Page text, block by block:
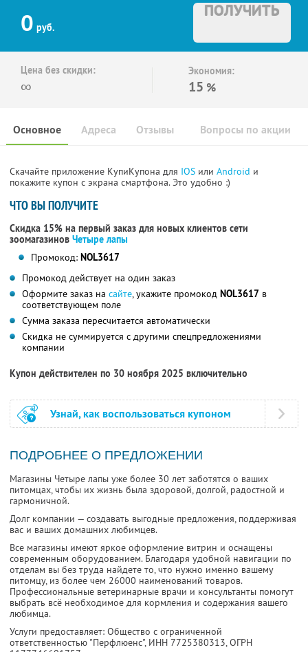
0 руб.
ПОЛУЧИТЬ
Цена без скидки:
∞
Экономия:
15 %
Основное Отзывы Вопросы по акции
Адреса
Скачайте приложение КупиКупона для IOS или Android и
покажите купон с экрана смартфона. Это удобно :)
ЧТО ВЫ ПОЛУЧИТЕ
Скидка 15% на первый заказ для новых клиентов сети
зоомагазинов Четыре лапы
Промокод: NOL3617
Промокод действует на один заказ
Оформите заказ на сайте, укажите промокод NOL3617 в
соответствующем поле
Сумма заказа пересчитается автоматически
Скидка не суммируется с другими спецпредложениями
компании
Купон действителен по 30 ноября 2025 включительно
Узнай, как воспользоваться купоном
ПОДРОБНЕЕ О ПРЕДЛОЖЕНИИ
Магазины Четыре лапы уже более 30 лет заботятся о ваших
питомцах, чтобы их жизнь была здоровой, долгой, радостной и
гармоничной.
Долг компании — создавать выгодные предложения, поддерживая
вас и ваших домашних любимцев.
Все магазины имеют яркое оформление витрин и оснащены
современным оборудованием. Благодаря удобной навигации по
отделам вы без труда найдете то, что нужно именно вашему
питомцу, из более чем 26000 наименований товаров.
Профессиональные ветеринарные врачи и консультанты помогут
выбрать всё необходимое для кормления и содержания вашего
любимца.
Услуги предоставляет: Общество с ограниченной
ответственностью "Перфлюенс", ИНН 7725380313, ОГРН